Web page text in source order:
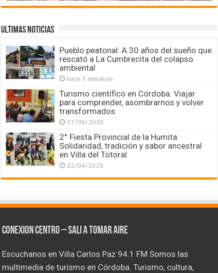
ULTIMAS NOTICIAS
Pueblo peatonal: A 30 años del sueño que
rescató a La Cumbrecita del colapso
ambiental
hace 3 semanas
Turismo científico en Córdoba: Viajar
para comprender, asombrarnos y volver
transformados
21/06/2026
2° Fiesta Provincial de la Humita:
Solidaridad, tradición y sabor ancestral
en Villa del Totoral
22/04/2026
CONEXION CENTRO – Sali a tomar aire
Escuchanos en Villa Carlos Paz 94.1 FM Somos las
multimedia de turismo en Córdoba. Turismo, cultura,